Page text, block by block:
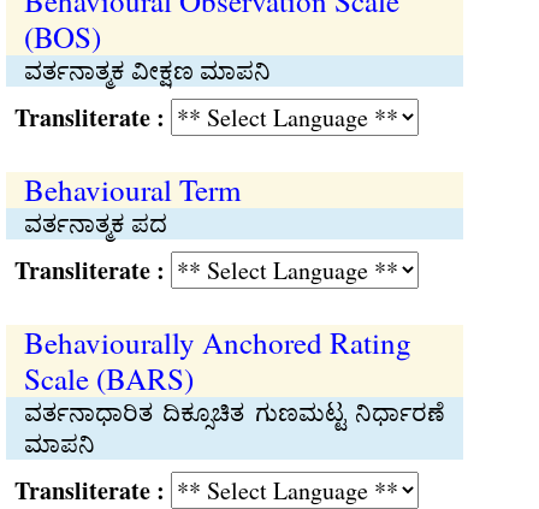
(BOS)
ವರ್ತನಾತ್ಮಕ ವೀಕ್ಷಣ ಮಾಪನಿ
:
Behavioural Term
ವರ್ತನಾತ್ಮಕ ಪದ
:
Behaviourally Anchored Rating
Scale (BARS)
ವರ್ತನಾಧಾರಿತ ದಿಕ್ಸೂಚಿತ ಗುಣಮಟ್ಟ ನಿರ್ಧಾರಣೆ
ಮಾಪನಿ
: